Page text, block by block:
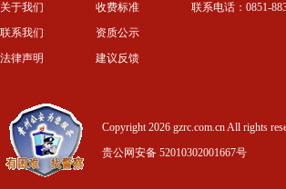
关于我们
联系我们
法律声明
收费标准
资质公示
建议反馈
联系电话：0851-
Copyright 2026 gzrc.com.cn All rights
贵公网安备 52010302001667号